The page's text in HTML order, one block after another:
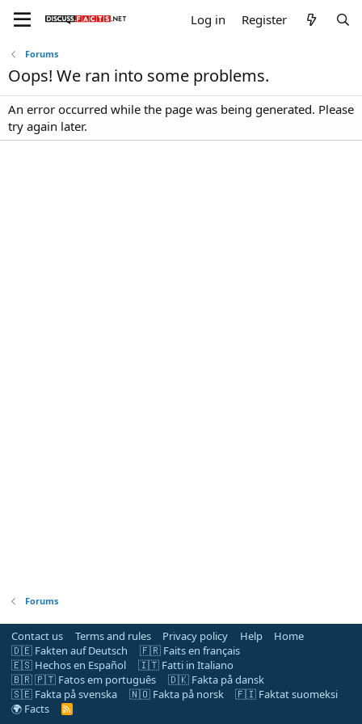
Log in Register
Forums
Oops! We ran into some problems.
An error occurred while the page was being generated. Please
try again later.
Forums
Contact us Terms and rules Privacy policy Help
Home
🇩🇪 Fakten auf Deutsch
🇫🇷 Faits en français
🇪🇸 Hechos en Español
🇮🇹 Fatti in Italiano
🇧🇷 🇵🇹 Fatos em português
🇩🇰 Fakta på dansk
🇸🇪 Fakta på svenska
🇳🇴 Fakta på norsk
🇫🇮 Faktat suomeksi
🌍 Facts
R